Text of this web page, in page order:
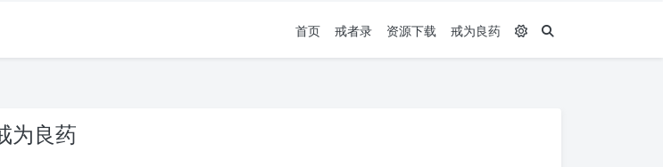
首页 戒者录 资源下载 戒为良药
为良药